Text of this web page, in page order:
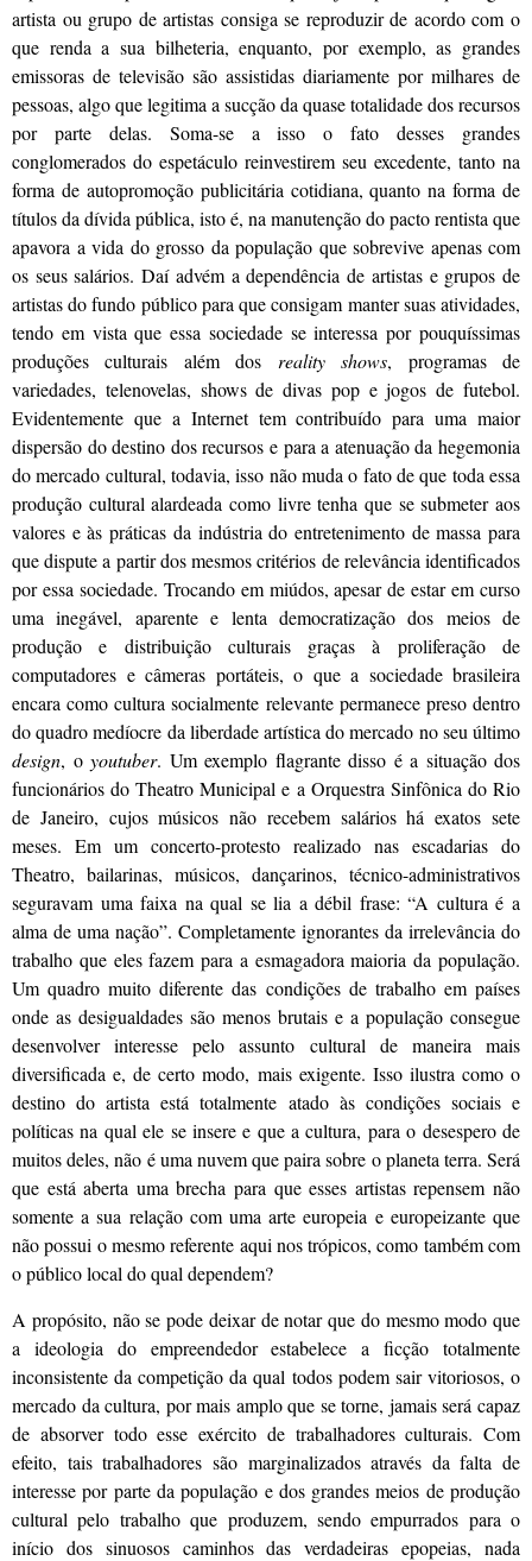
artista ou grupo de artistas consiga se reproduzir de acordo com o
que renda a sua bilheteria, enquanto, por exemplo, as grandes
emissoras de televisão são assistidas diariamente por milhares de
pessoas, algo que legitima a sucção da quase totalidade dos recursos
por parte delas. Soma-se a isso o fato desses grandes
conglomerados do espetáculo reinvestirem seu excedente, tanto na
forma de autopromoção publicitária cotidiana, quanto na forma de
títulos da dívida pública, isto é, na manutenção do pacto rentista que
apavora a vida do grosso da população que sobrevive apenas com
os seus salários. Daí advém a dependência de artistas e grupos de
artistas do fundo público para que consigam manter suas atividades,
tendo em vista que essa sociedade se interessa por pouquíssimas
produções culturais além dos reality shows, programas de
variedades, telenovelas, shows de divas pop e jogos de futebol.
Evidentemente que a Internet tem contribuído para uma maior
dispersão do destino dos recursos e para a atenuação da hegemonia
do mercado cultural, todavia, isso não muda o fato de que toda essa
produção cultural alardeada como livre tenha que se submeter aos
valores e às práticas da indústria do entretenimento de massa para
que dispute a partir dos mesmos critérios de relevância identificados
por essa sociedade. Trocando em miúdos, apesar de estar em curso
uma inegável, aparente e lenta democratização dos meios de
produção e distribuição culturais graças à proliferação de
computadores e câmeras portáteis, o que a sociedade brasileira
encara como cultura socialmente relevante permanece preso dentro
do quadro medíocre da liberdade artística do mercado no seu último
design, o youtuber. Um exemplo flagrante disso é a situação dos
funcionários do Theatro Municipal e a Orquestra Sinfônica do Rio
de Janeiro, cujos músicos não recebem salários há exatos sete
meses. Em um concerto-protesto realizado nas escadarias do
Theatro, bailarinas, músicos, dançarinos, técnico-administrativos
seguravam uma faixa na qual se lia a débil frase: “A cultura é a
alma de uma nação”. Completamente ignorantes da irrelevância do
trabalho que eles fazem para a esmagadora maioria da população.
Um quadro muito diferente das condições de trabalho em países
onde as desigualdades são menos brutais e a população consegue
desenvolver interesse pelo assunto cultural de maneira mais
diversificada e, de certo modo, mais exigente. Isso ilustra como o
destino do artista está totalmente atado às condições sociais e
políticas na qual ele se insere e que a cultura, para o desespero de
muitos deles, não é uma nuvem que paira sobre o planeta terra. Será
que está aberta uma brecha para que esses artistas repensem não
somente a sua relação com uma arte europeia e europeizante que
não possui o mesmo referente aqui nos trópicos, como também com
o público local do qual dependem?
A propósito, não se pode deixar de notar que do mesmo modo que
a ideologia do empreendedor estabelece a ficção totalmente
inconsistente da competição da qual todos podem sair vitoriosos, o
mercado da cultura, por mais amplo que se torne, jamais será capaz
de absorver todo esse exército de trabalhadores culturais. Com
efeito, tais trabalhadores são marginalizados através da falta de
interesse por parte da população e dos grandes meios de produção
cultural pelo trabalho que produzem, sendo empurrados para o
início dos sinuosos caminhos das verdadeiras epopeias, nada